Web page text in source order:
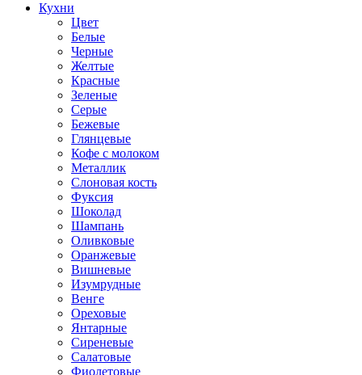
Кухни
Цвет
Белые
Черные
Желтые
Красные
Зеленые
Серые
Бежевые
Глянцевые
Кофе с молоком
Металлик
Слоновая кость
Фуксия
Шоколад
Шампань
Оливковые
Оранжевые
Вишневые
Изумрудные
Венге
Ореховые
Янтарные
Сиреневые
Салатовые
Фиолетовые